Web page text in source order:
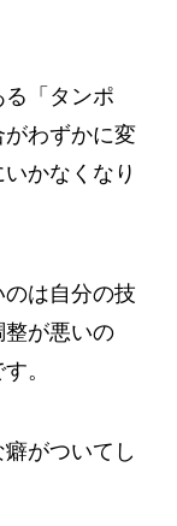
「タンポ
がわずかに変
かなくなり
は自分の技
が悪いの
。
がついてし